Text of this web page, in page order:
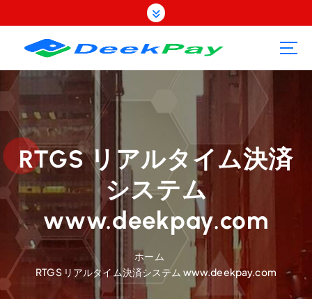
ン
ツ
プ
RTGS リアルタイム決済
システム
www.deekpay.com
ホーム
RTGS リアルタイム決済システム www.deekpay.com